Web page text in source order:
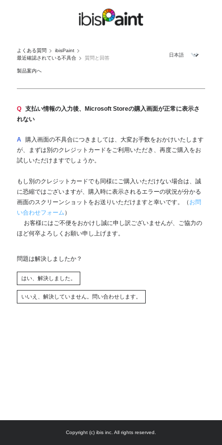
よくある質問
ibisPaint
最近確認されている不具合
質問と回答
製品案内へ
Q 支払い情報の入力後、Microsoft Storeの購入画面が正常に表示さ
れない
A
購入画面の不具合につきましては、大変お手数をおかけいたします
が、まずは別のクレジットカードをご利用いただき、再度ご購入をお
試しいただけますでしょうか。
もし別のクレジットカードでも同様にご購入いただけない場合は、誠
に恐縮ではございますが、購入時に表示されるエラーの状況が分かる
画面のスクリーンショットをお送りいただけますと幸いです。（ お問
い合わせフォーム ）
お客様にはご不便をおかけし誠に申し訳ございませんが、ご協力の
ほど何卒よろしくお願い申し上げます。
問題は解決しましたか？
Copyright (c) ibis inc. All rights reserved.